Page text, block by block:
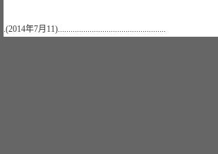
.(2014年7月11)...................................................